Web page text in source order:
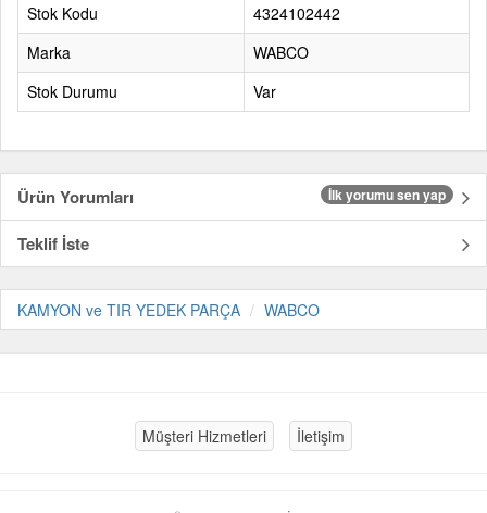
Stok Kodu
4324102442
Marka
WABCO
Stok Durumu
Var
Ürün Yorumları İlk yorumu sen yap
Teklif İste
KAMYON ve TIR YEDEK PARÇA WABCO
Müşteri Hizmetleri İletişim